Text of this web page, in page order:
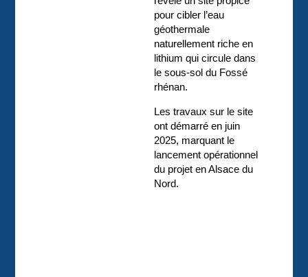
pour cibler l’eau
géothermale
naturellement riche en
lithium qui circule dans
le sous-sol du Fossé
rhénan.
Les travaux sur le site
ont démarré en juin
2025, marquant le
lancement opérationnel
du projet en Alsace du
Nord.